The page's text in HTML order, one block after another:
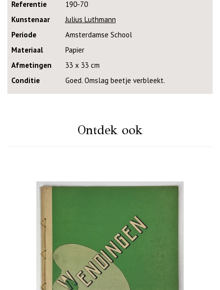
Referentie
190-70
Kunstenaar
Julius Luthmann
Periode
Amsterdamse School
Materiaal
Papier
Afmetingen
33 x 33 cm
Conditie
Goed. Omslag beetje verbleekt.
Ontdek ook